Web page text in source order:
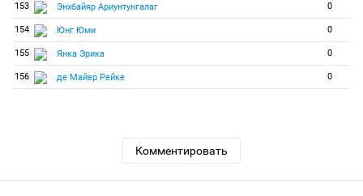
153 Энхбайяр Ариунтунгалаг 0
154 Юнг Юми 0
155 Янка Эрика 0
156 де Майер Рейке 0
Комментировать